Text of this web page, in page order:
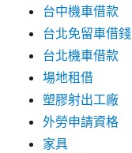
台中機車借款
台北免留車借錢
台北機車借款
場地租借
塑膠射出工廠
外勞申請資格
家具